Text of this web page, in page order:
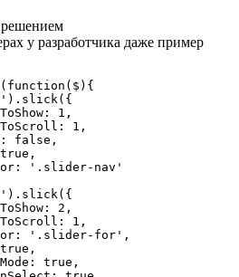
решением
у разработчика даже пример